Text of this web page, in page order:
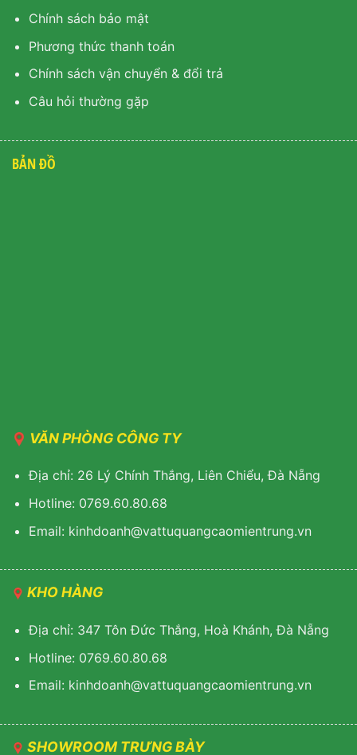
Chính sách bảo mật
Phương thức thanh toán
Chính sách vận chuyển & đổi trả
Câu hỏi thường gặp
BẢN ĐỒ
VĂN PHÒNG CÔNG TY
Địa chỉ: 26 Lý Chính Thắng, Liên Chiểu, Đà Nẵng
Hotline: 0769.60.80.68
Email: kinhdoanh@vattuquangcaomientrung.vn
KHO HÀNG
Địa chỉ: 347 Tôn Đức Thắng, Hoà Khánh, Đà Nẵng
Hotline: 0769.60.80.68
Email: kinhdoanh@vattuquangcaomientrung.vn
SHOWROOM TRƯNG BÀY